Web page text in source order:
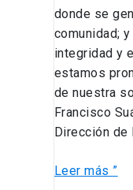
donde se
comunidad;
integridad y
estamos
de nuestra
Francisco
Dirección de
Leer más ”